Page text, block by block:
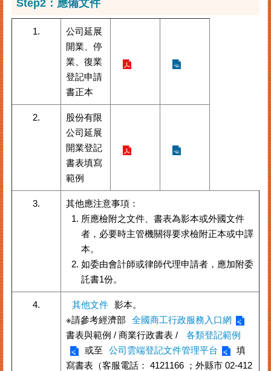
詢Step2： 應備文件
1.
公司延展
開業、停
業、復業
登記申請
書正本
2.
股份有限
公司延展
開業登記
書表填寫
範例
3.
其他應注意事項：
所應檢附之文件、書表為影本或外國文件
者，必要時主管機關得要求檢附正本或中譯
本。
如委由會計師或律師代理申請者，應加附委
託書1份。
4. 其他文件 影本。
※請參考經濟部
全國商工行政服務入口網
書表與範例 / 商業行政書表 /
各類登記範例
或至
公司雲端登記文件管理平台
填
寫書表（客服電話： 4121166 ；外縣市 02-412